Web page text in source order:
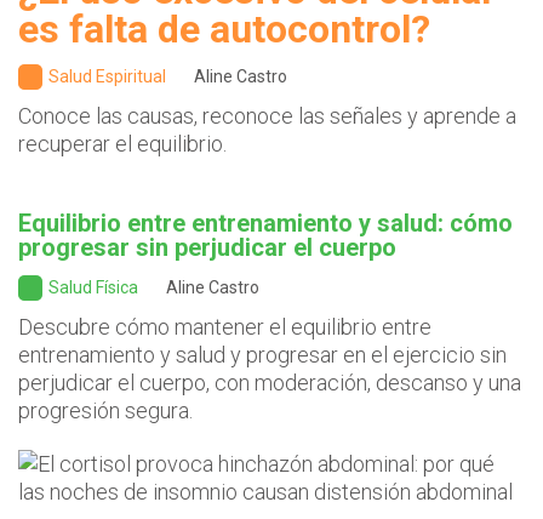
es falta de autocontrol?
Salud Espiritual Aline Castro
Conoce las causas, reconoce las señales y aprende a
recuperar el equilibrio.
Equilibrio entre entrenamiento y salud: cómo
progresar sin perjudicar el cuerpo
Salud Física Aline Castro
Descubre cómo mantener el equilibrio entre
entrenamiento y salud y progresar en el ejercicio sin
perjudicar el cuerpo, con moderación, descanso y una
progresión segura.